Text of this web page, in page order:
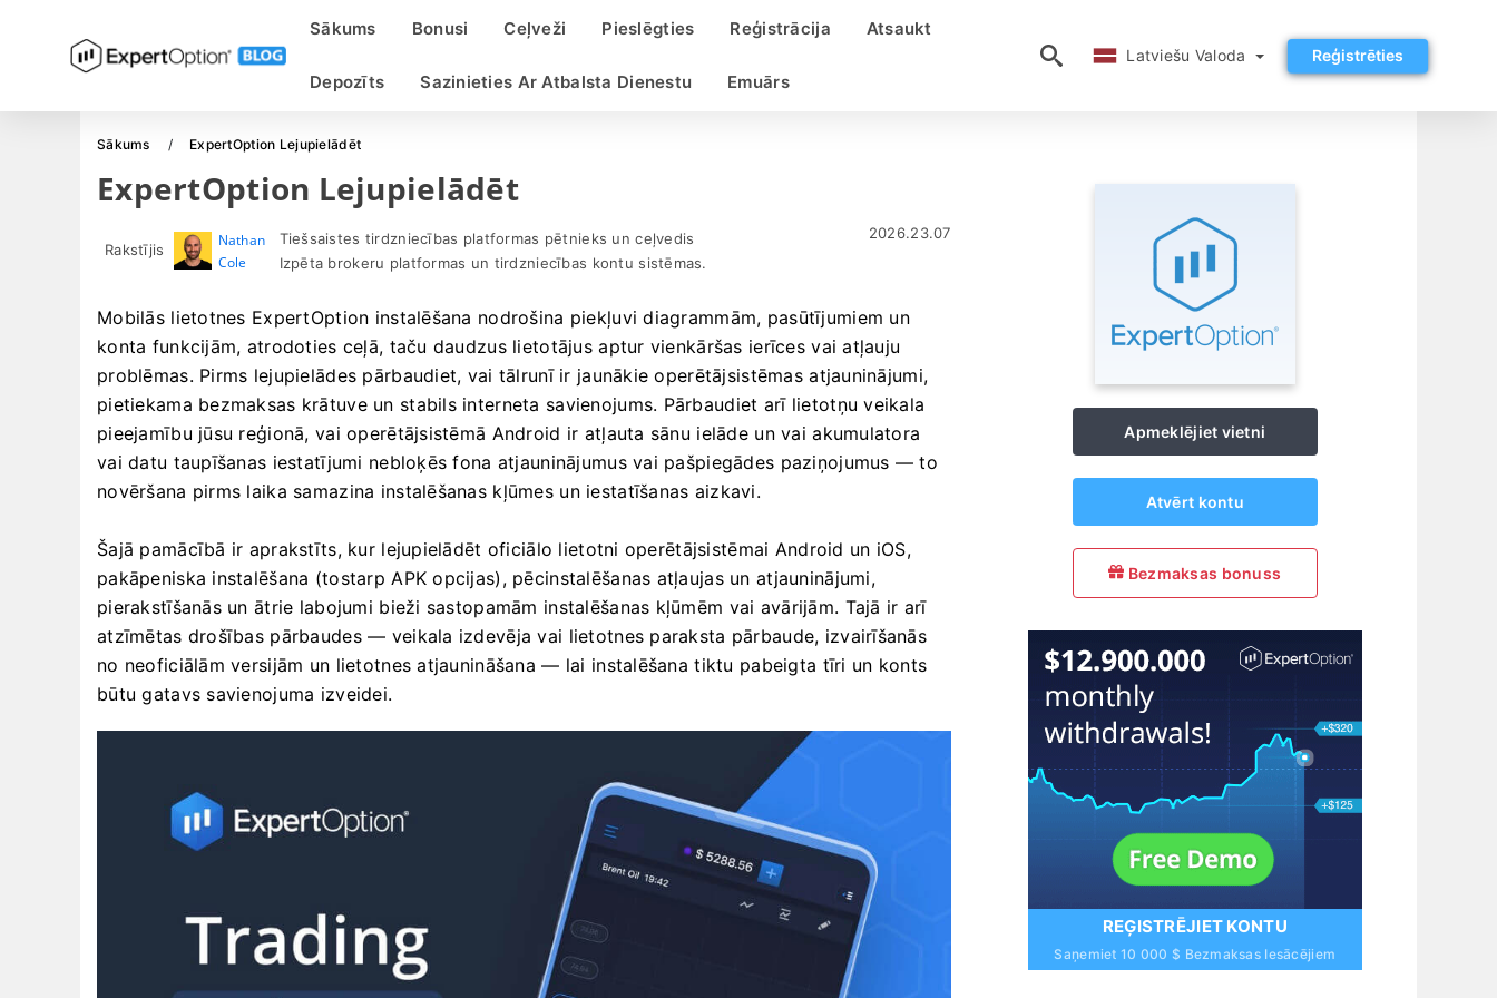
Sākums Bonusi Ceļveži Pieslēgties Reģistrācija Atsaukt
Depozīts Sazinieties Ar Atbalsta Dienestu Emuārs
Latviešu Valoda Reģistrēties
Sākums ExpertOption Lejupielādēt
ExpertOption Lejupielādēt
Rakstījis
Nathan
Cole
Tiešsaistes tirdzniecības platformas pētnieks un ceļvedis
Izpēta brokeru platformas un tirdzniecības kontu sistēmas.
2026.23.07
Mobilās lietotnes ExpertOption instalēšana nodrošina piekļuvi diagrammām, pasūtījumiem un
konta funkcijām, atrodoties ceļā, taču daudzus lietotājus aptur vienkāršas ierīces vai atļauju
problēmas. Pirms lejupielādes pārbaudiet, vai tālrunī ir jaunākie operētājsistēmas atjauninājumi,
pietiekama bezmaksas krātuve un stabils interneta savienojums. Pārbaudiet arī lietotņu veikala
pieejamību jūsu reģionā, vai operētājsistēmā Android ir atļauta sānu ielāde un vai akumulatora
vai datu taupīšanas iestatījumi nebloķēs fona atjauninājumus vai pašpiegādes paziņojumus — to
novēršana pirms laika samazina instalēšanas kļūmes un iestatīšanas aizkavi.
Šajā pamācībā ir aprakstīts, kur lejupielādēt oficiālo lietotni operētājsistēmai Android un iOS,
pakāpeniska instalēšana (tostarp APK opcijas), pēcinstalēšanas atļaujas un atjauninājumi,
pierakstīšanās un ātrie labojumi bieži sastopamām instalēšanas kļūmēm vai avārijām. Tajā ir arī
atzīmētas drošības pārbaudes — veikala izdevēja vai lietotnes paraksta pārbaude, izvairīšanās
no neoficiālām versijām un lietotnes atjaunināšana — lai instalēšana tiktu pabeigta tīri un konts
būtu gatavs savienojuma izveidei.
Apmeklējiet vietni
Atvērt kontu
Bezmaksas bonuss
REĢISTRĒJIET KONTU
Saņemiet 10 000 $ Bezmaksas Iesācējiem